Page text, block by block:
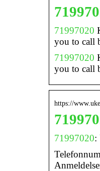
71997020
you to call
71997020
you to call
https://
71997020: